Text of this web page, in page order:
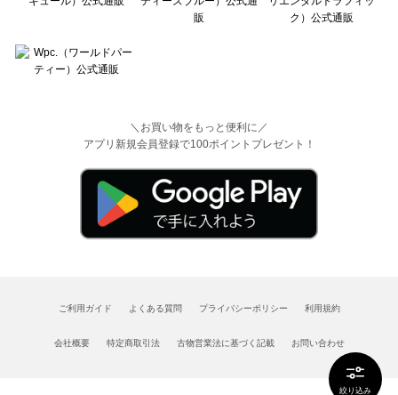
絞り込み
＼お買い物をもっと便利に／
アプリ新規会員登録で100ポイントプレゼント！
ご利用ガイド よくある質問 プライバシーポリシー 利用規約
会社概要 特定商取引法 古物営業法に基づく記載 お問い合わせ